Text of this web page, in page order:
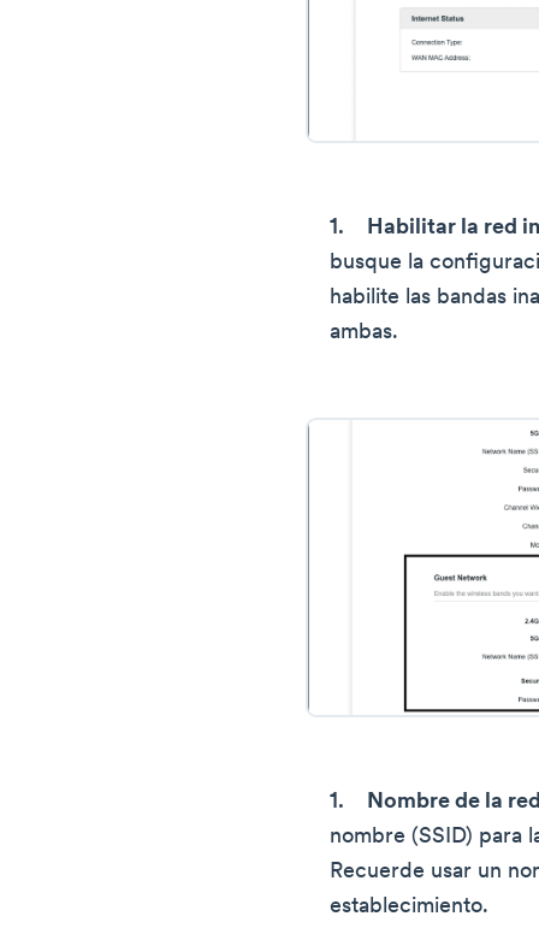
Habilitar la red
busque la
habilite las bandas
ambas.
Nombre de la
nombre (SSID) para
Recuerde usar un
establecimiento.